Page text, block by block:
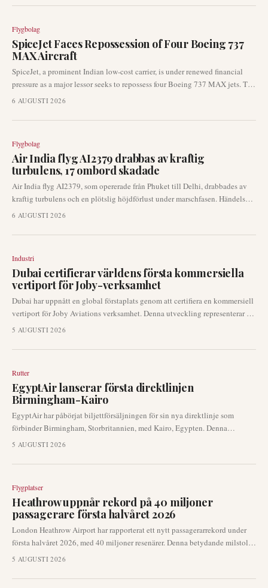
flygplatsutvecklingsprojekt.
Flygbolag
SpiceJet Faces Repossession of Four Boeing 737
MAX Aircraft
SpiceJet, a prominent Indian low-cost carrier, is under renewed financial
pressure as a major lessor seeks to repossess four Boeing 737 MAX jets. The
finance leasing arm of Industrial and Commercial Bank of China has
facilitate the return of the aircraft due to alleged failures in lease rental
challenges for the airline.
6 AUGUSTI 2026
Flygbolag
Air India flyg AI2379 drabbas av kraftig
turbulens, 17 ombord skadade
Air India flyg AI2379, som opererade från Phuket till Delhi, drabbades av
kraftig turbulens och en plötslig höjdförlust under marschfasen. Händelsen
resulterade i skador på 13 passagerare och fyra besättningsmedlemmar.
händelsen.
6 AUGUSTI 2026
Industri
Dubai certifierar världens första kommersiella
vertiport för Joby-verksamhet
Dubai har uppnått en global förstaplats genom att certifiera en kommersiell
vertiport för Joby Aviations verksamhet. Denna utveckling representerar ett
avgörande steg framåt för den avancerade flygmobilitetssektorn, och flyttar
Certifieringen förväntas påskynda lanseringen av flygtaxitjänster i
5 AUGUSTI 2026
Rutter
EgyptAir lanserar första direktlinjen
Birmingham-Kairo
EgyptAir har påbörjat biljettförsäljningen för sin nya direktlinje som
förbinder Birmingham, Storbritannien, med Kairo, Egypten. Denna
utveckling markerar den första direkta flygförbindelsen mellan de två
nätverk, som även inkluderar tillägget av Zanzibar som en ny destination.
5 AUGUSTI 2026
Flygplatser
Heathrow uppnår rekord på 40 miljoner
passagerare första halvåret 2026
London Heathrow Airport har rapporterat ett nytt passagerarrekord under
första halvåret 2026, med 40 miljoner resenärer. Denna betydande milstolpe
understryker flygplatsens avgörande roll som ett globalt flygnav och belyser
flygresande.
5 AUGUSTI 2026